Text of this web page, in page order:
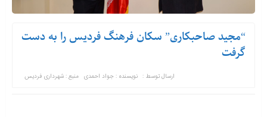
“مجید صاحبکاری” سکان فرهنگ فردیس را به دست
گرفت
ارسال توسط : نویسنده : جواد احمدی منبع : شهرداری فردیس